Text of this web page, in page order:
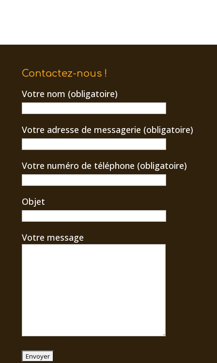
Contactez-nous !
Votre nom (obligatoire)
Votre adresse de messagerie (obligatoire)
Votre numéro de téléphone (obligatoire)
Objet
Votre message